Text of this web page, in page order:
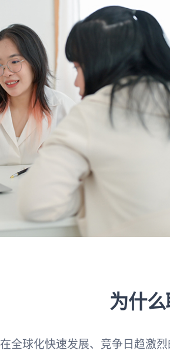
为什么
在全球化快速发展、竞争日趋激